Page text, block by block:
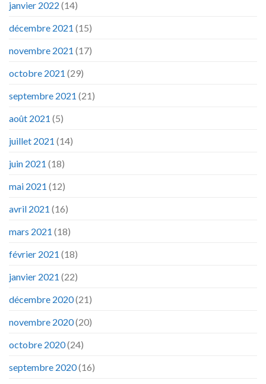
janvier 2022 (14)
décembre 2021 (15)
novembre 2021 (17)
octobre 2021 (29)
septembre 2021 (21)
août 2021 (5)
juillet 2021 (14)
juin 2021 (18)
mai 2021 (12)
avril 2021 (16)
mars 2021 (18)
février 2021 (18)
janvier 2021 (22)
décembre 2020(21)
novembre 2020(20)
octobre 2020(24)
septembre 2020(16)